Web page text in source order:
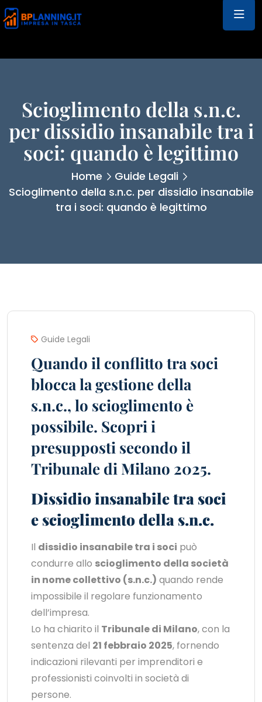
Scioglimento della s.n.c.
per dissidio insanabile tra i
soci: quando è legittimo
Home
Guide Legali
Scioglimento della s.n.c. per dissidio insanabile
tra i soci: quando è legittimo
Guide Legali
Quando il conflitto tra soci
blocca la gestione della
s.n.c., lo scioglimento è
possibile. Scopri i
presupposti secondo il
Tribunale di Milano 2025.
Dissidio insanabile tra soci
e scioglimento della s.n.c.
Il dissidio insanabile tra i soci può
condurre allo scioglimento della società
in nome collettivo (s.n.c.) quando rende
impossibile il regolare funzionamento
dell’impresa.
Lo ha chiarito il Tribunale di Milano, con la
sentenza del 21 febbraio 2025, fornendo
indicazioni rilevanti per imprenditori e
professionisti coinvolti in società di
persone.